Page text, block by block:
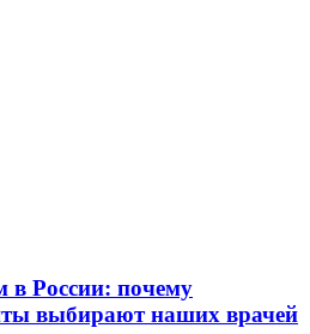
в России: почему
выбирают наших врачей